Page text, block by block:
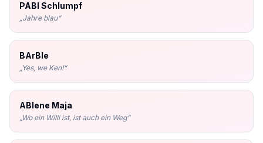
PABI Schlumpf
„Jahre blau“
BArBIe
„Yes, we Ken!“
ABIene Maja
„Wo ein Willi ist, ist auch ein Weg“